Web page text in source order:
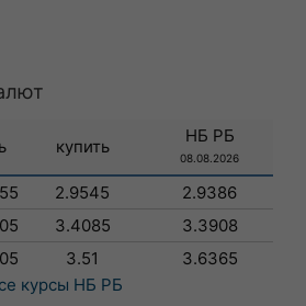
купить
НБ РБ
08.08.2026
2.9545
2.9386
3.4085
3.3908
3.51
3.6365
курсы НБ РБ